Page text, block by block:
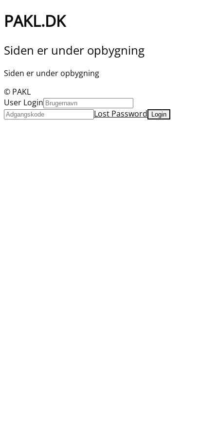
PAKL.DK
Siden er under opbygning
Siden er under opbygning
© PAKL
User Login
Lost Password